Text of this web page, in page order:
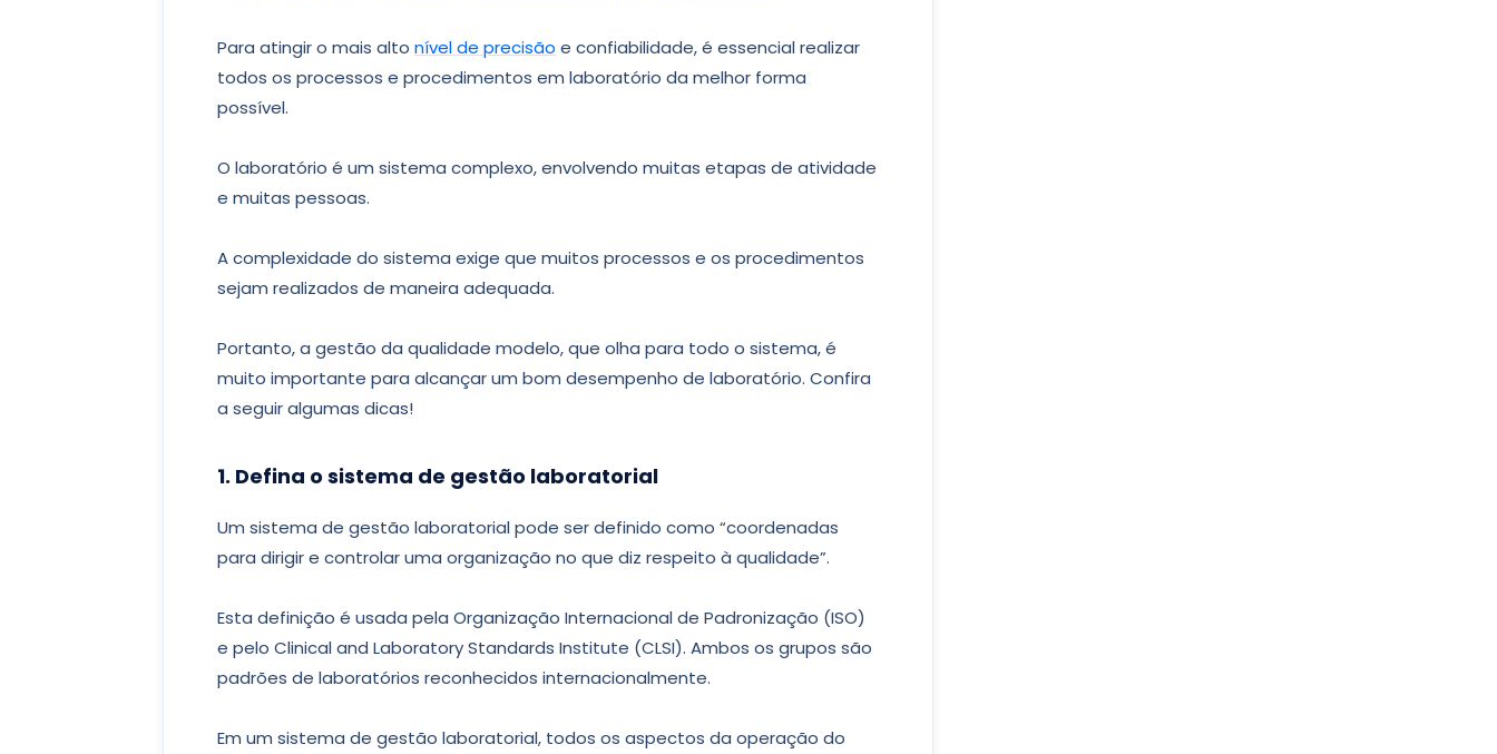
Para atingir o mais alto nível de precisão e confiabilidade, é essencial realizar
todos os processos e procedimentos em laboratório da melhor forma
possível.
O laboratório é um sistema complexo, envolvendo muitas etapas de atividade
e muitas pessoas.
A complexidade do sistema exige que muitos processos e os procedimentos
sejam realizados de maneira adequada.
Portanto, a gestão da qualidade modelo, que olha para todo o sistema, é
muito importante para alcançar um bom desempenho de laboratório. Confira
a seguir algumas dicas!
1. Defina o sistema de gestão laboratorial
Um sistema de gestão laboratorial pode ser definido como “coordenadas
para dirigir e controlar uma organização no que diz respeito à qualidade”.
Esta definição é usada pela Organização Internacional de Padronização (ISO)
e pelo Clinical and Laboratory Standards Institute (CLSI). Ambos os grupos são
padrões de laboratórios reconhecidos internacionalmente.
Em um sistema de gestão laboratorial, todos os aspectos da operação do